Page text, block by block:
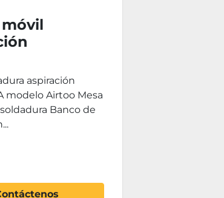
aspiración
modelo Airtoo Mesa
Banco de